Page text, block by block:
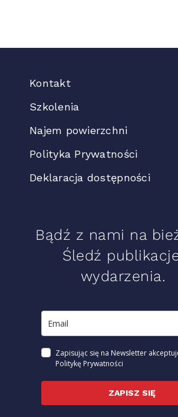
Kontakt
Szkolenia
Najem powierzchni
Polityka Prywatności
Deklaracja dostępności
Bądź z nami na
Śledź
wydarzenia.
Zapisując się na Newsletter
Politykę Prywatności
ZAPISZ SIĘ